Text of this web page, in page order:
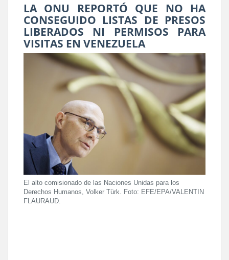
LA ONU REPORTÓ QUE NO HA
CONSEGUIDO LISTAS DE PRESOS
LIBERADOS NI PERMISOS PARA
VISITAS EN VENEZUELA
El alto comisionado de las Naciones Unidas para los
Derechos Humanos, Volker Türk. Foto: EFE/EPA/VALENTIN
FLAURAUD.